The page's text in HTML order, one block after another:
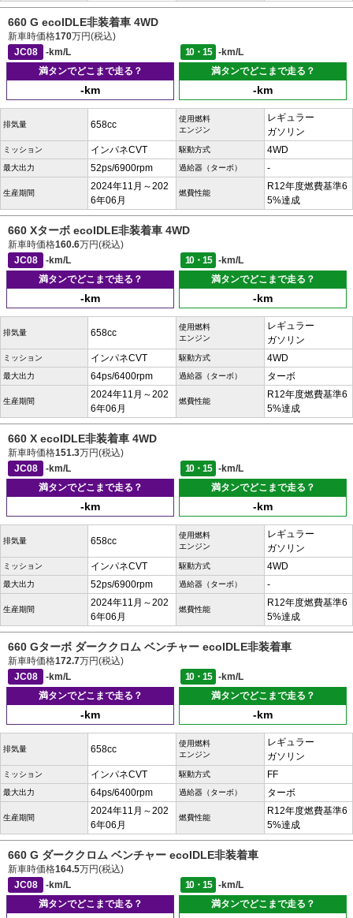
660 G ecoIDLE非装着車 4WD
新車時価格170万円(税込)
JC08
-km/L 10・15
-km/L
満タンでどこまで走る？
-km
満タンでどこまで走る？
-km
排気量 658cc
使用燃料
エンジン
レギュラー
ガソリン
ミッション インパネCVT 駆動方式 4WD
最大出力 52ps/6900rpm 過給器（ターボ） -
生産期間
2024年11月～202
6年06月
燃費性能
R12年度燃費基準6
5%達成
660 Xターボ ecoIDLE非装着車 4WD
新車時価格160.6万円(税込)
JC08
-km/L 10・15
-km/L
満タンでどこまで走る？
-km
満タンでどこまで走る？
-km
排気量 658cc
使用燃料
エンジン
レギュラー
ガソリン
ミッション インパネCVT 駆動方式 4WD
最大出力 64ps/6400rpm 過給器（ターボ） ターボ
生産期間
2024年11月～202
6年06月
燃費性能
R12年度燃費基準6
5%達成
660 X ecoIDLE非装着車 4WD
新車時価格151.3万円(税込)
JC08
-km/L 10・15
-km/L
満タンでどこまで走る？
-km
満タンでどこまで走る？
-km
排気量 658cc
使用燃料
エンジン
レギュラー
ガソリン
ミッション インパネCVT 駆動方式 4WD
最大出力 52ps/6900rpm 過給器（ターボ） -
生産期間
2024年11月～202
6年06月
燃費性能
R12年度燃費基準6
5%達成
660 Gターボ ダーククロム ベンチャー ecoIDLE非装着車
新車時価格172.7万円(税込)
JC08
-km/L 10・15
-km/L
満タンでどこまで走る？
-km
満タンでどこまで走る？
-km
排気量 658cc
使用燃料
エンジン
レギュラー
ガソリン
ミッション インパネCVT 駆動方式 FF
最大出力 64ps/6400rpm 過給器（ターボ） ターボ
生産期間
2024年11月～202
6年06月
燃費性能
R12年度燃費基準6
5%達成
660 G ダーククロム ベンチャー ecoIDLE非装着車
新車時価格164.5万円(税込)
JC08
-km/L 10・15
-km/L
満タンでどこまで走る？
満タンでどこまで走る？